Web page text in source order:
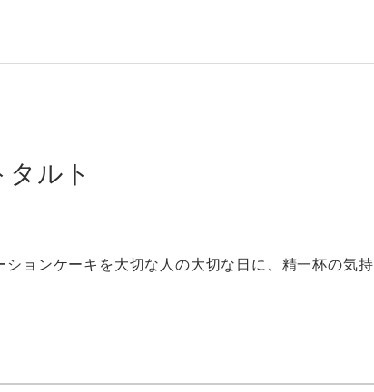
ルト
ョンケーキを大切な人の大切な日に、精一杯の気持